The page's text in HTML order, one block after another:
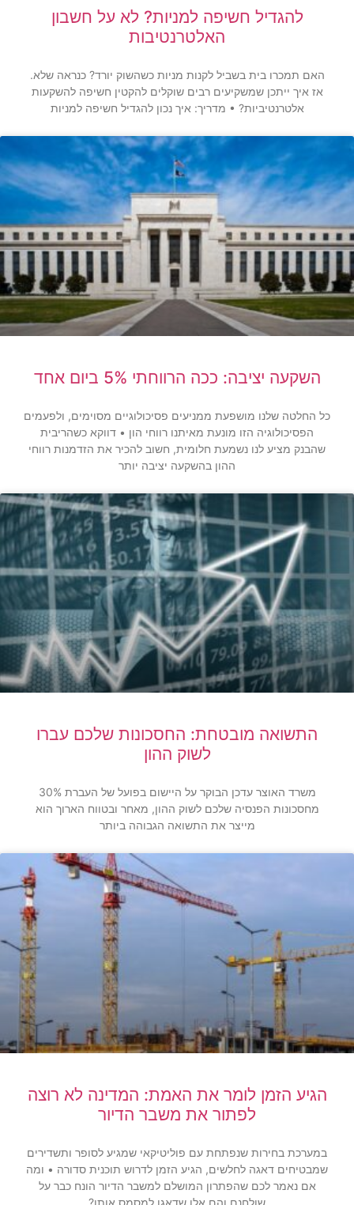
להגדיל חשיפה למניות? לא על חשבון
האלטרנטיבות
האם תמכרו בית בשביל לקנות מניות כשהשוק יורד? כנראה שלא.
אז איך ייתכן שמשקיעים רבים שוקלים להקטין חשיפה להשקעות
אלטרנטיביות? • מדריך: איך נכון להגדיל חשיפה למניות
השקעה יציבה: ככה הרווחתי 5% ביום אחד
כל החלטה שלנו מושפעת ממניעים פסיכולוגיים מסוימים, ולפעמים
הפסיכולוגיה הזו מונעת מאיתנו רווחי הון • דווקא כשהריבית
שהבנק מציע לנו נשמעת חלומית, חשוב להכיר את הזדמנות רווחי
ההון בהשקעה יציבה יותר
התשואה מובטחת: החסכונות שלכם עברו
לשוק ההון
משרד האוצר עדכן הבוקר על היישום בפועל של העברת 30%
מחסכונות הפנסיה שלכם לשוק ההון, מאחר ובטווח הארוך הוא
מייצר את התשואה הגבוהה ביותר
הגיע הזמן לומר את האמת: המדינה לא רוצה
לפתור את משבר הדיור
במערכת בחירות שנפתחת עם פוליטיקאי שמגיע לסופר ותשדירים
שמבטיחים דאגה לחלשים, הגיע הזמן לדרוש תוכנית סדורה • ומה
אם נאמר לכם שהפתרון המושלם למשבר הדיור הונח כבר על